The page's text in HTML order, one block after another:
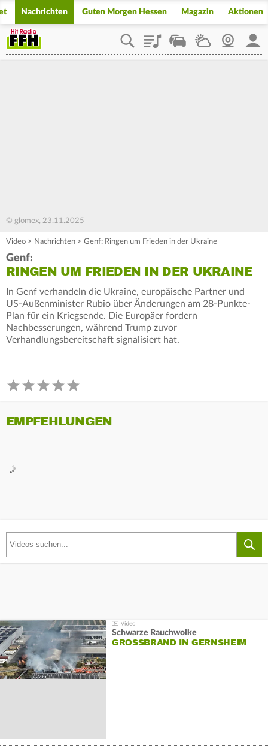
Nachrichten Guten Morgen Hessen Magazin Aktionen
PlaylistStaupilotWetterWebcam
© glomex, 23.11.2025
Video > Nachrichten > Genf: Ringen um Frieden in der Ukraine
Genf:
RINGEN UM FRIEDEN IN DER UKRAINE
In Genf verhandeln die Ukraine, europäische Partner und
US-Außenminister Rubio über Änderungen am 28-Punkte-
Plan für ein Kriegsende. Die Europäer fordern
Nachbesserungen, während Trump zuvor
Verhandlungsbereitschaft signalisiert hat.
EMPFEHLUNGEN
Schwarze Rauchwolke
GROSSBRAND IN GERNSHEIM